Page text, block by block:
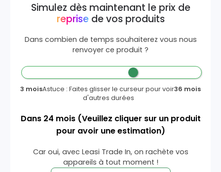
Simulez dès maintenant le prix de
reprisede vos produits
Dans combien de temps souhaiterez vous nous
renvoyer ce produit ?
3 moisAstuce : Faites glisser le curseur pour voir
d'autres durées
36 mois
Dans 24 mois (Veuillez cliquer sur un produit
pour avoir une estimation)
Car oui, avec Leasi Trade In, on rachète vos
appareils à tout moment !